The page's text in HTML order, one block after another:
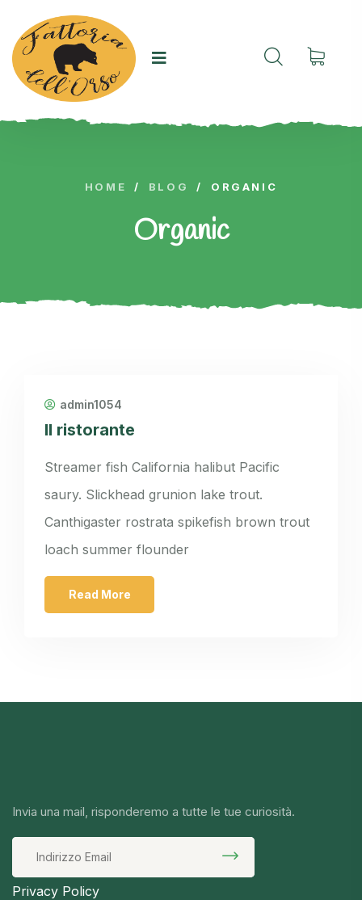
HOME / BLOG / ORGANIC
Organic
admin1054
Il ristorante
Streamer fish California halibut Pacific
saury. Slickhead grunion lake trout.
Canthigaster rostrata spikefish brown trout
loach summer flounder
Read More
Invia una mail, risponderemo a tutte le tue curiosità.
Privacy Policy